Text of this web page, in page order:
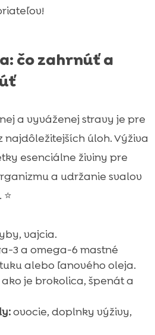
čo zahrnúť a
a vyváženej stravy je pre
najdôležitejších úloh. Výživa
esenciálne živiny pre
a udržanie svalov
vajcia.
3 a omega-6 mastné
alebo ľanového oleja.
je brokolica, špenát a
ovocie, doplnky výživy,